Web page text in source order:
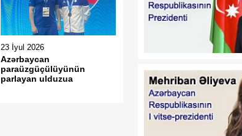
23 İyul 2026
Azərbaycan
paraüzgüçülüyünün
parlayan ulduzua
bp yarım ildə
Azərbaycanda sponsorluq
etdiyi layihələrə 0,9 milyon
Suriya limanlarının
kommersiya fəaliyyəti
genişlənir
Metrologiya sahəsi üzrə